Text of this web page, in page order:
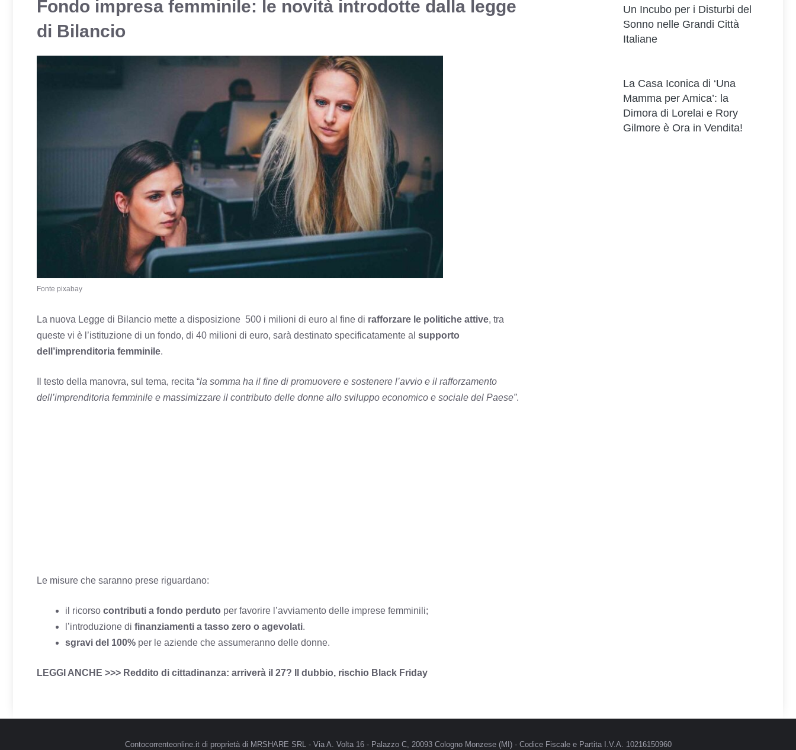
Fondo impresa femminile: le novità introdotte dalla legge
di Bilancio
Fonte pixabay
La nuova Legge di Bilancio mette a disposizione 500 i milioni di euro al fine di rafforzare le politiche attive, tra
queste vi è l’istituzione di un fondo, di 40 milioni di euro, sarà destinato specificatamente al supporto
dell’imprenditoria femminile.
Il testo della manovra, sul tema, recita “la somma ha il fine di promuovere e sostenere l’avvio e il rafforzamento
dell’imprenditoria femminile e massimizzare il contributo delle donne allo sviluppo economico e sociale del Paese”.
Le misure che saranno prese riguardano:
il ricorso contributi a fondo perduto per favorire l’avviamento delle imprese femminili;
l’introduzione di finanziamenti a tasso zero o agevolati.
sgravi del 100% per le aziende che assumeranno delle donne.
LEGGI ANCHE >>> Reddito di cittadinanza: arriverà il 27? Il dubbio, rischio Black Friday
Un Incubo per i Disturbi del
Sonno nelle Grandi Città
Italiane
La Casa Iconica di ‘Una
Mamma per Amica’: la
Dimora di Lorelai e Rory
Gilmore è Ora in Vendita!
Contocorrenteonline.it di proprietà di MRSHARE SRL - Via A. Volta 16 - Palazzo C, 20093 Cologno Monzese (MI) - Codice Fiscale e Partita I.V.A. 10216150960